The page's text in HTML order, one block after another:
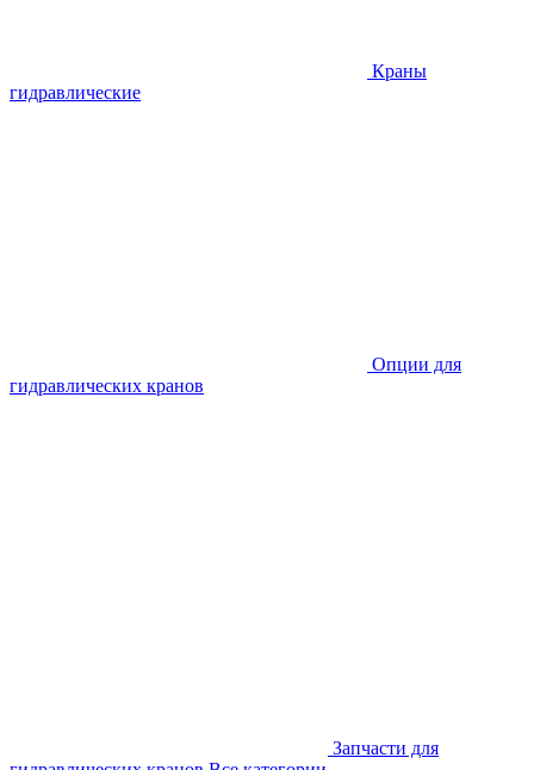
Краны
гидравлические
Опции для
гидравлических кранов
Запчасти для